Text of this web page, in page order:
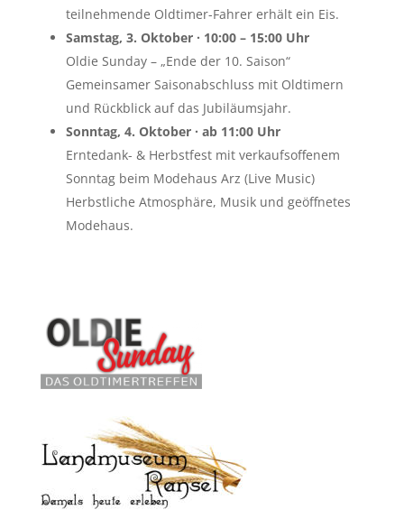
teilnehmende Oldtimer-Fahrer erhält ein Eis.
Samstag, 3. Oktober · 10:00 – 15:00 Uhr
Oldie Sunday – „Ende der 10. Saison“
Gemeinsamer Saisonabschluss mit Oldtimern
und Rückblick auf das Jubiläumsjahr.
Sonntag, 4. Oktober · ab 11:00 Uhr
Erntedank- & Herbstfest mit verkaufsoffenem
Sonntag beim Modehaus Arz (Live Music)
Herbstliche Atmosphäre, Musik und geöffnetes
Modehaus.